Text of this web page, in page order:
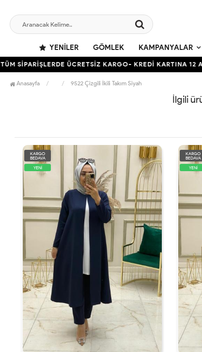
YENILER GÖMLEK KAMPANYALAR
SİPARİŞLERDE ÜCRETSİZ KARGO- KREDİ KARTINA 12 AY
Anasayfa 9522 Çizgili İkili Takım Siyah
İlgili
KARGO
BEDAVA
YENİ
KARGO
BEDAVA
YENİ